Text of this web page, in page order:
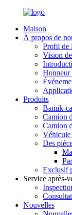
Maison
À propos de
Profil de
Vision
Honneur
Produits
Bamik-
Camion
Camion
Véhicule
Des
Exclusif
Service après-
Nouvelles